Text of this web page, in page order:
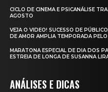
CICLO DE CINEMA E PSICANÁLISE
AGOSTO
VEJA O VIDEO! SUCESSO DE
DE AMOR AMPLIA TEMPORADA
MARATONA ESPECIAL DE DIA DOS
ESTREIA DE LONGA DE SUSANNA
ANÁLISES E DICAS